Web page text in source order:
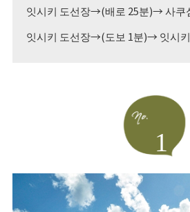
잇시키 도선장→(배로 25분)→ 사
잇시키 도선장→(도보 1분)→ 잇시
1